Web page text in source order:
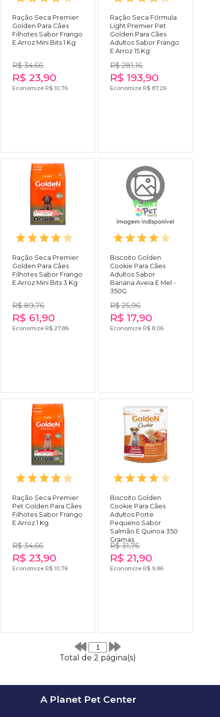
Ração Seca Premier
Golden Para Cães
Filhotes Sabor Frango
E Arroz Mini Bits 1 Kg
R$ 34,66
R$ 23,90
Economize R$ 10,76
Ração Seca Fórmula
Light Premier Pet
Golden Para Cães
Adultos Sabor Frango
E Arroz 15 Kg
R$ 281,16
R$ 193,90
Economize R$ 87,26
Ração Seca Premier
Golden Para Cães
Filhotes Sabor Frango
E Arroz Mini Bits 3 Kg
R$ 89,76
R$ 61,90
Economize R$ 27,86
Biscoito Golden
Cookie Para Cães
Adultos Sabor
Banana Aveia E Mel -
350G
R$ 25,96
R$ 17,90
Economize R$ 8,06
Ração Seca Premier
Pet Golden Para Cães
Filhotes Sabor Frango
E Arroz 1 Kg
R$ 34,66
R$ 23,90
Economize R$ 10,76
Biscoito Golden
Cookie Para Cães
Adultos Porte
Pequeno Sabor
Salmão E Quinoa 350
Gramas
R$ 31,76
R$ 21,90
Economize R$ 9,86
Total de 2 página(s)
A Planet Pet Center